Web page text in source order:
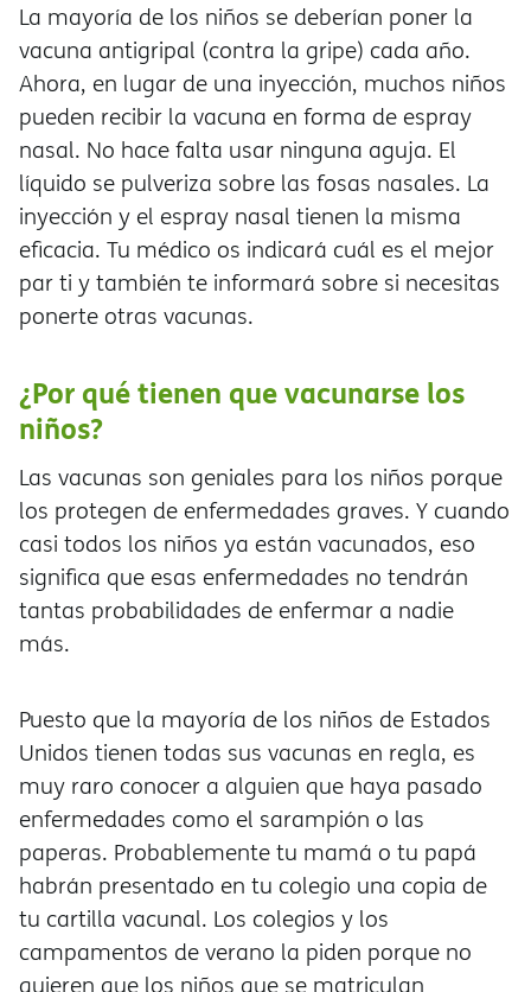
La mayoría de los niños se deberían poner la
vacuna antigripal (contra la gripe) cada año.
Ahora, en lugar de una inyección, muchos niños
pueden recibir la vacuna en forma de espray
nasal. No hace falta usar ninguna aguja. El
líquido se pulveriza sobre las fosas nasales. La
inyección y el espray nasal tienen la misma
eficacia. Tu médico os indicará cuál es el mejor
par ti y también te informará sobre si necesitas
ponerte otras vacunas.
¿Por qué tienen que vacunarse los
niños?
Las vacunas son geniales para los niños porque
los protegen de enfermedades graves. Y cuando
casi todos los niños ya están vacunados, eso
significa que esas enfermedades no tendrán
tantas probabilidades de enfermar a nadie
más.
Puesto que la mayoría de los niños de Estados
Unidos tienen todas sus vacunas en regla, es
muy raro conocer a alguien que haya pasado
enfermedades como el sarampión o las
paperas. Probablemente tu mamá o tu pap
habrán presentado en tu colegio una copia de
tu cartilla vacunal. Los colegios y los
campamentos de verano la piden porque no
quieren que los niños que se matriculan